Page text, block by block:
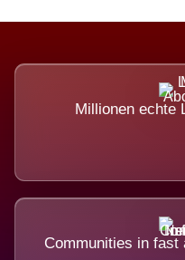
Millionen echte
Communities in fast